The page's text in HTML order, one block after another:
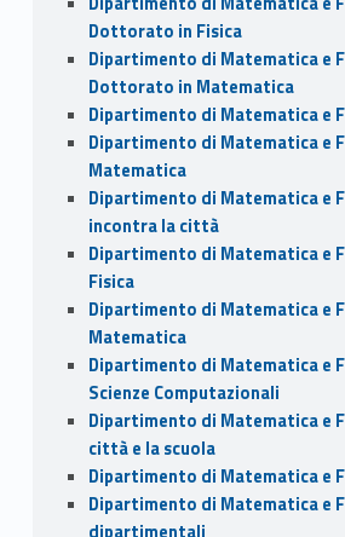
Dottorato in Fisica
Dipartimento di Matematica e
Dottorato in Matematica
Dipartimento di Matematica e
Dipartimento di Matematica e
Matematica
Dipartimento di Matematica e
incontra la città
Dipartimento di Matematica e
Fisica
Dipartimento di Matematica e
Matematica
Dipartimento di Matematica e
Scienze Computazionali
Dipartimento di Matematica e
città e la scuola
Dipartimento di Matematica e
Dipartimento di Matematica e